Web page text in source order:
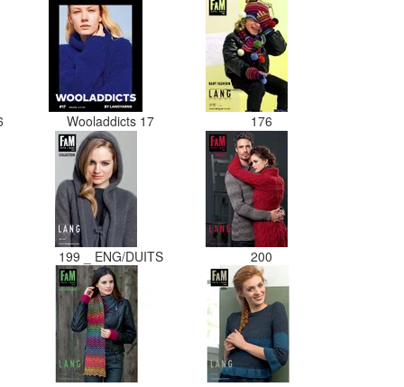
Wooladdicts 17 176
199 _ ENG/DUITS 200